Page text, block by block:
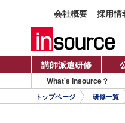
会社概要 採用情
講師派遣研修
What's insource？
トップページ 研修一覧